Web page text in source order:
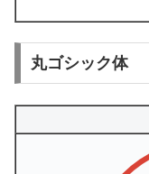
丸ゴシック体